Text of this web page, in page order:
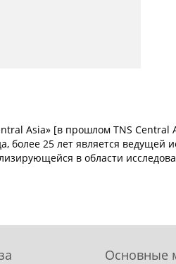
Asia» [в прошлом TNS Central
более 25 лет является ведущей
в области
Основные